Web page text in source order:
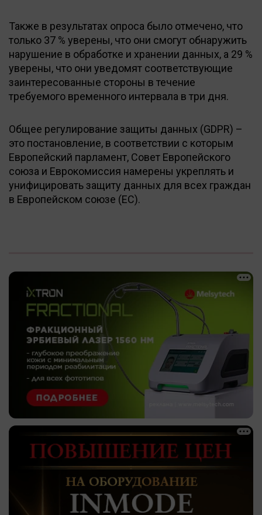
Также в результатах опроса было отмечено, что
только 37 % уверены, что они смогут обнаружить
нарушение в обработке и хранении данных, а 29 %
уверены, что они уведомят соответствующие
заинтересованные стороны в течение
требуемого временного интервала в три дня.
Общее регулирование защиты данных (GDPR) –
это постановление, в соответствии с которым
Европейский парламент, Совет Европейского
союза и Еврокомиссия намерены укреплять и
унифицировать защиту данных для всех граждан
в Европейском союзе (ЕС).